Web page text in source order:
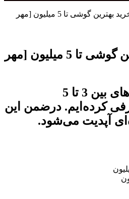
راهنمای خرید بهترین گوشی تا 5 میلیون [مهر
راهنمای خرید بهترین گوشی تا 5 میلیون [مهر
دراین مقاله موبایل‌های بین 3 تا 5
کرده‌ایم. درضمن این
آپدیت می‌شود.